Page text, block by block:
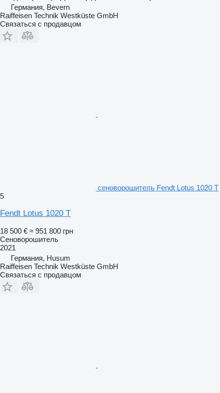
Германия, Bevern
Raiffeisen Technik Westküste GmbH
Связаться с продавцом
сеноворошитель Fendt Lotus 1020 T
5
Fendt Lotus 1020 T
18 500 € ≈ 951 800 грн
Сеноворошитель
2021
Германия, Husum
Raiffeisen Technik Westküste GmbH
Связаться с продавцом